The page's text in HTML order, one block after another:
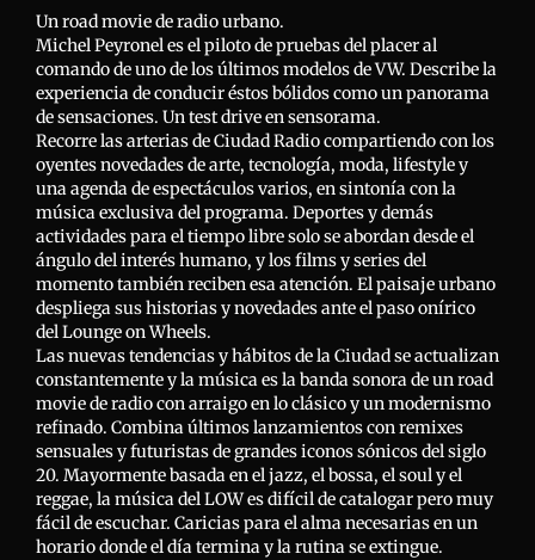
Un road movie de radio urbano.
Michel Peyronel es el piloto de pruebas del placer al
comando de uno de los últimos modelos de VW. Describe la
experiencia de conducir éstos bólidos como un panorama
de sensaciones. Un test drive en sensorama.
Recorre las arterias de Ciudad Radio compartiendo con los
oyentes novedades de arte, tecnología, moda, lifestyle y
una agenda de espectáculos varios, en sintonía con la
música exclusiva del programa. Deportes y demás
actividades para el tiempo libre solo se abordan desde el
ángulo del interés humano, y los films y series del
momento también reciben esa atención. El paisaje urbano
despliega sus historias y novedades ante el paso onírico
del Lounge on Wheels.
Las nuevas tendencias y hábitos de la Ciudad se actualizan
constantemente y la música es la banda sonora de un road
movie de radio con arraigo en lo clásico y un modernismo
refinado. Combina últimos lanzamientos con remixes
sensuales y futuristas de grandes iconos sónicos del siglo
20. Mayormente basada en el jazz, el bossa, el soul y el
reggae, la música del LOW es difícil de catalogar pero muy
fácil de escuchar. Caricias para el alma necesarias en un
horario donde el día termina y la rutina se extingue.